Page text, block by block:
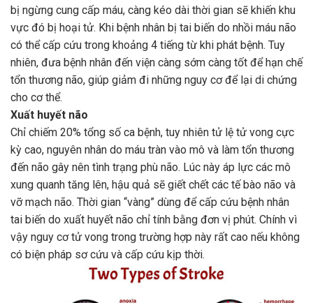
bị ngừng cung cấp máu, càng kéo dài thời gian sẽ khiến khu
vực đó bị hoại tử. Khi bệnh nhân bị tai biến do nhồi máu não
có thể cấp cứu trong khoảng 4 tiếng từ khi phát bệnh. Tuy
nhiên, đưa bệnh nhân đến viện càng sớm càng tốt để hạn chế
tổn thương não, giúp giảm đi những nguy cơ để lại di chứng
cho cơ thể.
Xuất huyết não
Chỉ chiếm 20% tổng số ca bệnh, tuy nhiên tử lệ tử vong cực
kỳ cao, nguyên nhân do máu tràn vào mô và làm tổn thương
đến não gây nên tình trạng phù não. Lúc này áp lực các mô
xung quanh tăng lên, hậu quả sẽ giết chết các tế bào não và
vỡ mạch não. Thời gian “vàng” dùng để cấp cứu bệnh nhân
tai biến do xuất huyết não chỉ tính bằng đơn vị phút. Chính vì
vậy nguy cơ tử vong trong trường hợp này rất cao nếu không
có biện pháp sơ cứu và cấp cứu kịp thời.